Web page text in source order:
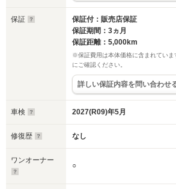
保証
保証付：販売店保証
保証期間：3ヵ月
保証距離：5,000km
※保証費用は本体価格に含まれていま
にご確認ください。
詳しい保証内容を問い合わせ
車検 2027(R09)年5月
修復歴 なし
ワンオーナー
○